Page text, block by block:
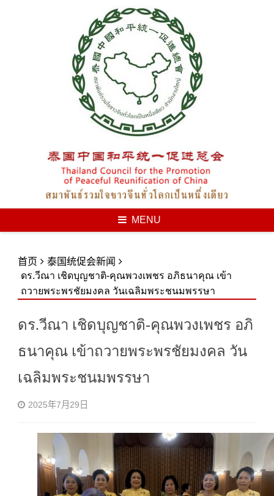
MENU
首页
泰国统促会新闻
​ดร.วีณา เชิดบุญชาติ-คุณพวงเพชร อภิธนาคุณ เข้า
ถวายพระพรชัยมงคล วันเฉลิมพระชนมพรรษา
​ดร.วีณา เชิดบุญชาติ-คุณพวงเพชร อภิ
ธนาคุณ เข้าถวายพระพรชัยมงคล วัน
เฉลิมพระชนมพรรษา
2025年7月29日